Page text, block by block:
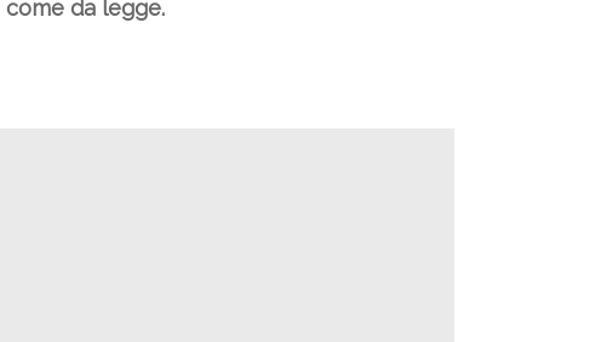
da legge.